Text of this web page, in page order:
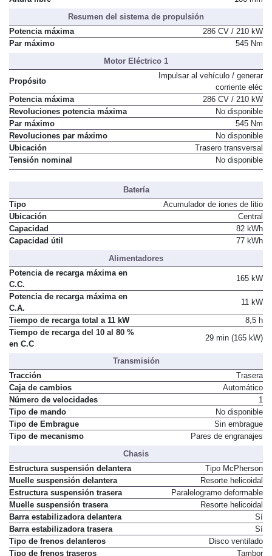
Resumen del sistema de propulsión
Potencia máxima
286 CV / 210 kW
Motor Eléctrico 1
Propósito
Impulsar al vehículo / generar
corriente eléc
Potencia máxima
286 CV / 210 kW
Revoluciones potencia máxima
No disponible
Par máximo
545 Nm
Revoluciones par máximo
No disponible
Ubicación
Trasero transversal
Tensión nominal
No disponible
Batería
Tipo
Acumulador de iones de litio
Ubicación
Central
Capacidad
82 kWh
Alimentadores
Potencia de recarga máxima en
C.C.
Potencia de recarga máxima en
C.A.
Tiempo de recarga total a 11 kW
Tiempo de recarga del 10 al 80 %
Transmisión
Tracción
Trasera
Caja de cambios
Automático
Número de velocidades
1
Tipo de mando
No disponible
Tipo de Embrague
Sin embrague
Chasis
Estructura suspensión delantera
Tipo McPherson
Muelle suspensión delantera
Resorte helicoidal
Estructura suspensión trasera
Paralelogramo deformable
Muelle suspensión trasera
Resorte helicoidal
Barra estabilizadora delantera
Sí
Barra estabilizadora trasera
Sí
Tipo de frenos delanteros
Disco ventilado